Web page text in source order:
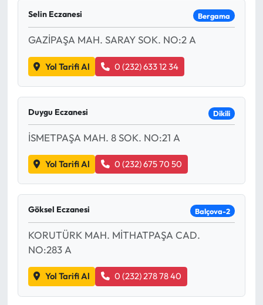
Selin Eczanesi Bergama
GAZİPAŞA MAH. SARAY SOK. NO:2 A
Yol Tarifi Al 0 (232) 633 12 34
Duygu Eczanesi Dikili
İSMETPAŞA MAH. 8 SOK. NO:21 A
Yol Tarifi Al 0 (232) 675 70 50
Göksel Eczanesi Balçova-2
KORUTÜRK MAH. MİTHATPAŞA CAD.
NO:283 A
Yol Tarifi Al 0 (232) 278 78 40
Eğitim
İskilip Haberleri
Kargı Haberleri
Kimdir?
Laçin Haberleri
Mecitözü Haberleri